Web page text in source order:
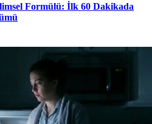
Formülü: İlk 60 Dakikada